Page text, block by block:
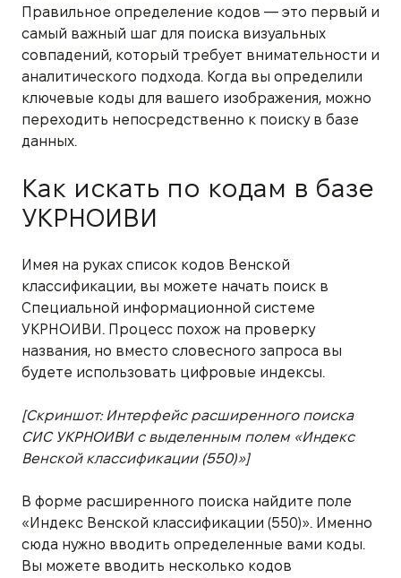
Правильное определение кодов — это первый и
самый важный шаг для поиска визуальных
совпадений, который требует внимательности и
аналитического подхода. Когда вы определили
ключевые коды для вашего изображения, можно
переходить непосредственно к поиску в базе
данных.
Как искать по кодам в базе
УКРНОИВИ
Имея на руках список кодов Венской
классификации, вы можете начать поиск в
Специальной информационной системе
УКРНОИВИ. Процесс похож на проверку
названия, но вместо словесного запроса вы
будете использовать цифровые индексы.
[Скриншот: Интерфейс расширенного поиска
СИС УКРНОИВИ с выделенным полем «Индекс
Венской классификации (550)»]
В форме расширенного поиска найдите поле
«Индекс Венской классификации (550)». Именно
сюда нужно вводить определенные вами коды.
Вы можете вводить несколько кодов